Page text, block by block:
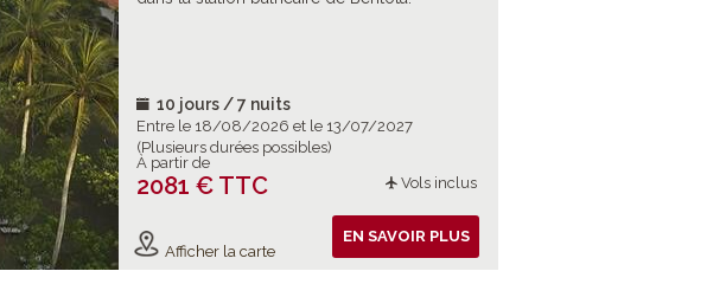
10 jours / 7 nuits
Entre le 18/08/2026 et le 13/07/2027
(Plusieurs durées possibles)
À partir de
2081 € TTC Vols inclus
Afficher la carte
EN SAVOIR PLUS